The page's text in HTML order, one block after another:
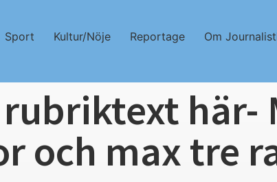
Sport Kultur/Nöje Reportage Om
här-
och max tre